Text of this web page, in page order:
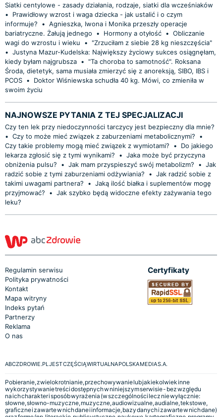
Siatki centylowe - zasady działania, rodzaje, siatki dla wcześniaków
•
Prawidłowy wzrost i waga dziecka - jak ustalić i o czym
informuje?
• Agnieszka, Iwona i Monika przeszły operacje
bariatryczne. Żałują jednego
• Hormony a otyłość • Obliczanie
wagi do wzrostu i wieku
•
"Zrzuciłam z siebie 28 kg nieszczęścia"
• Justyna Mazur-Kudelska: Największy życiowy sukces osiągnęłam,
kiedy byłam najgrubsza •
"Ta choroba to samotność". Roksana
Środa, dietetyk, sama musiała zmierzyć się z anoreksją, SIBO, IBS i
PCOS •
Doktor Wiśniewska schudła 40 kg. Mówi, co zmieniła w
swoim życiu
NAJNOWSZE PYTANIA Z TEJ SPECJALIZACJI
Czy ten lek przy niedoczynności tarczycy jest bezpieczny dla mnie?
• Czy to może mieć związek z zaburzeniami metabolicznymi?
•
Czy takie problemy mogą mieć związek z wymiotami?
•
Do jakiego
lekarza zgłosić się z tymi wynikami?
• Jaka może być przyczyna
obniżenia pulsu?
• Jak mam przyspieszyć swój metabolizm? • Jak
radzić sobie z tymi zaburzeniami odżywiania?
• Jak radzić sobie z
takimi uwagami partnera?
• Jaką ilość białka i suplementów mogę
przyjmować?
• Jak szybko będą widoczne efekty zażywania tego
leku?
Regulamin serwisu
Polityka prywatności
Kontakt
Mapa witryny
Indeks pytań
Partnerzy
Reklama
O nas
Certyfikaty
ABCZDROWIE.PL JEST CZĘŚCIĄ WIRTUALNA POLSKA MEDIA S.A.
Pobieranie, zwielokrotnianie, przechowywanie lub jakiekolwiek inne
wykorzystywanie treści dostępnych w niniejszym serwisie - bez względu
na ich charakter i sposób wyrażenia (w szczególności lecz nie wyłącznie:
słowne, słowno-muzyczne, muzyczne, audiowizualne, audialne, tekstowe,
graficzne i zawarte w nich dane i informacje, bazy danych i zawarte w nich dane)